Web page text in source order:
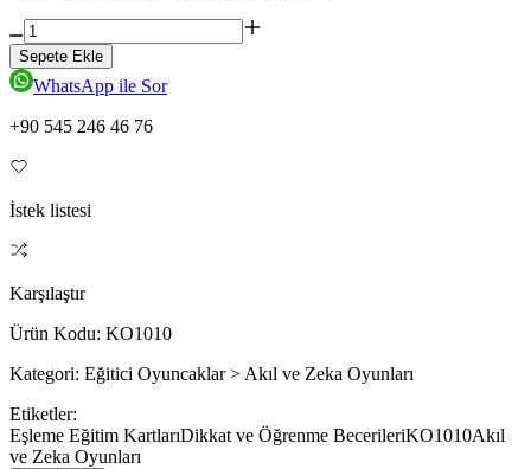
Sepete Ekle
WhatsApp ile Sor
+90 545 246 46 76
İstek listesi
Karşılaştır
Ürün Kodu: KO1010
Kategori: Eğitici Oyuncaklar > Akıl ve Zeka Oyunları
Etiketler:
Eşleme Eğitim KartlarıDikkat ve Öğrenme BecerileriKO1010Akıl
ve Zeka Oyunları